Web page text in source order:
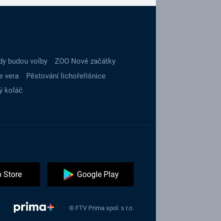
budou volby
ZOO Nové začátky
vera
Pěstování lichořeřišnice
koláč
Store Google Play
© FTV Prima spol. s r.o.